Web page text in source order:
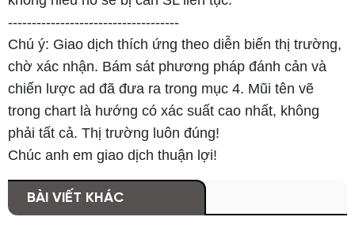
------------------------------------
Chú ý: Giao dịch thích ứng theo diễn biến thị trường,
chờ xác nhận. Bám sát phương pháp đánh cản và
chiến lược ad đã đưa ra trong mục 4. Mũi tên vẽ
trong chart là hướng có xác suất cao nhất, không
phải tất cả. Thị trường luôn đúng!
Chúc anh em giao dịch thuận lợi!
BÀI VIẾT KHÁC